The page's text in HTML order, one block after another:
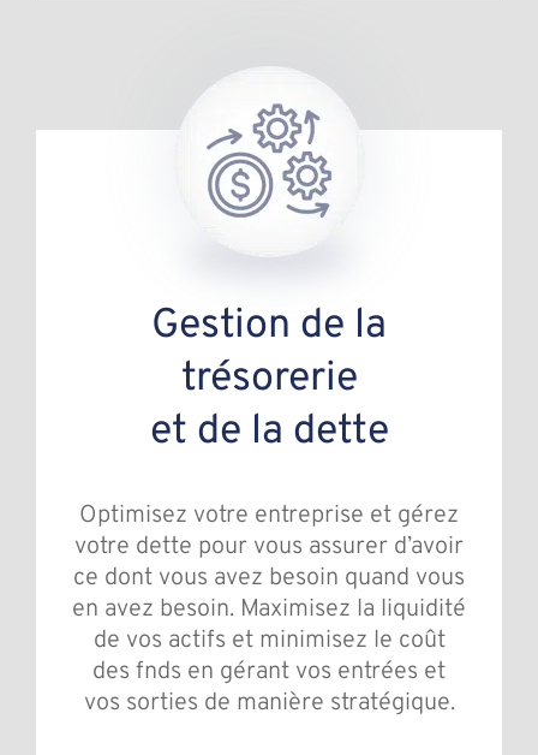
Gestion de la
trésorerie
et de la dette
Optimisez votre entreprise et gérez
votre dette pour vous assurer d’avoir
ce dont vous avez besoin quand vous
en avez besoin. Maximisez la liquidité
de vos actifs et minimisez le coût
des fnds en gérant vos entrées et
vos sorties de manière stratégique.